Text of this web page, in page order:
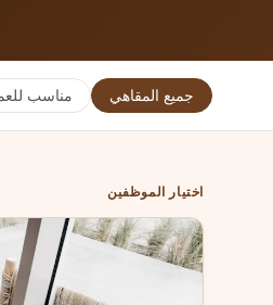
جميع المقاهي مناسب
اختيار الموظفين